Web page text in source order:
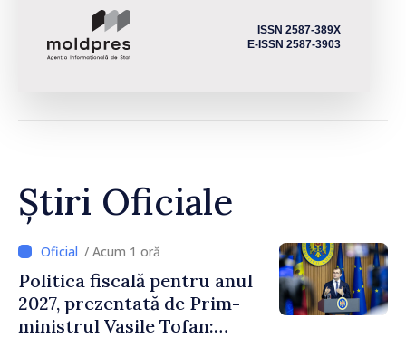
ISSN 2587-389X
E-ISSN 2587-3903
Știri Oficiale
/ Acum 1 oră
Politica fiscală pentru anul
2027, prezentată de Prim-
ministrul Vasile Tofan: